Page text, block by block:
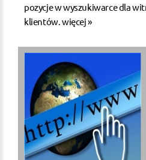
pozycje w wyszukiwarce dla
klientów. więcej »